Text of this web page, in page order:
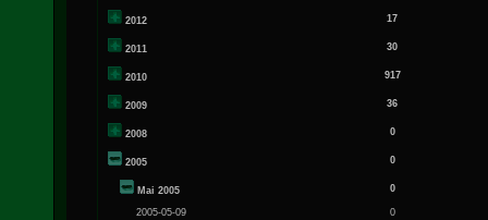
2012 17
2011 30
2010 917
2009 36
2008 0
2005 0
Mai 2005 0
2005-05-09 0